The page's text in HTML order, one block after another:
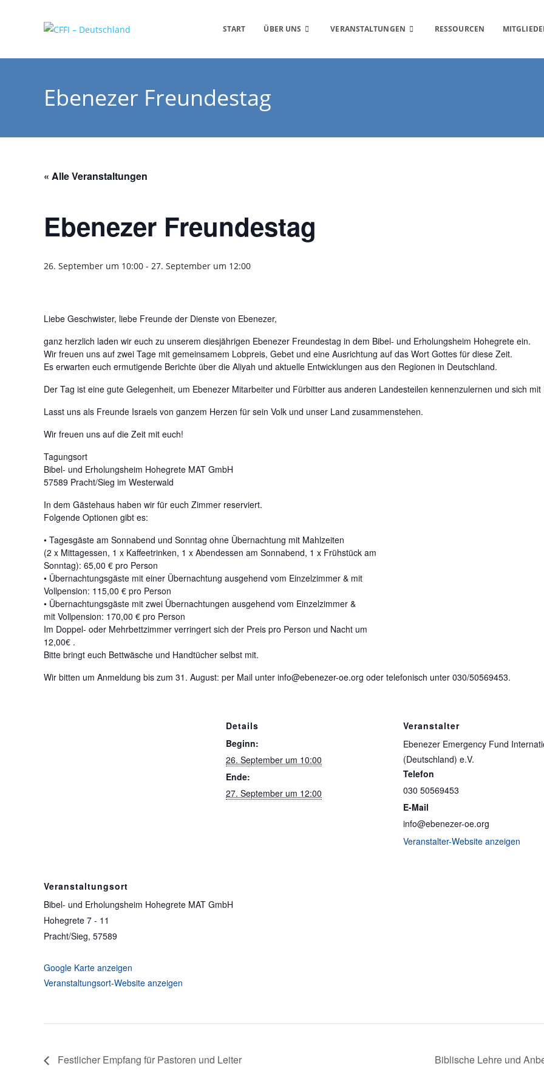
START ÜBER UNS VERANSTALTUNGEN RESSOURCEN
Ebenezer Freundestag
« Alle Veranstaltungen
Ebenezer Freundestag
26. September um 10:00 - 27. September um 12:00
Liebe Geschwister, liebe Freunde der Dienste von Ebenezer,
ganz herzlich laden wir euch zu unserem diesjährigen Ebenezer Freundestag in dem Bibel- und Erholungsheim Hohegrete ein.
Wir freuen uns auf zwei Tage mit gemeinsamem Lobpreis, Gebet und eine Ausrichtung auf das Wort Gottes für diese Zeit.
Es erwarten euch ermutigende Berichte über die Aliyah und aktuelle Entwicklungen aus den Regionen in Deutschland.
Der Tag ist eine gute Gelegenheit, um Ebenezer Mitarbeiter und Fürbitter aus anderen Landesteilen kennenzulernen und sich
Lasst uns als Freunde Israels von ganzem Herzen für sein Volk und unser Land zusammenstehen.
Wir freuen uns auf die Zeit mit euch!
Tagungsort
Bibel- und Erholungsheim Hohegrete MAT GmbH
57589 Pracht/Sieg im Westerwald
In dem Gästehaus haben wir für euch Zimmer reserviert.
Folgende Optionen gibt es:
• Tagesgäste am Sonnabend und Sonntag ohne Übernachtung mit Mahlzeiten
(2 x Mittagessen, 1 x Kaﬀeetrinken, 1 x Abendessen am Sonnabend, 1 x Frühstück am
Sonntag): 65,00 € pro Person
• Übernachtungsgäste mit einer Übernachtung ausgehend vom Einzelzimmer & mit
Vollpension: 115,00 € pro Person
• Übernachtungsgäste mit zwei Übernachtungen ausgehend vom Einzelzimmer &
mit Vollpension: 170,00 € pro Person
Im Doppel- oder Mehrbettzimmer verringert sich der Preis pro Person und Nacht um
12,00€ .
Bitte bringt euch Bettwäsche und Handtücher selbst mit.
Wir bitten um Anmeldung bis zum 31. August: per Mail unter info@ebenezer-oe.org oder telefonisch unter 030/50569453.
Details
Beginn:
26. September um 10:00
Ende:
27. September um 12:00
Veranstalter
Ebenezer Emergency Fund
(Deutschland) e.V.
Telefon
030 50569453
E-Mail
info@ebenezer-oe.org
Veranstalter-Website anzeigen
Veranstaltungsort
Bibel- und Erholungsheim Hohegrete MAT GmbH
Hohegrete 7 - 11
Pracht/Sieg, 57589
Google Karte anzeigen
Veranstaltungsort-Website anzeigen
Festlicher Empfang für Pastoren und Leiter Biblische Lehre und